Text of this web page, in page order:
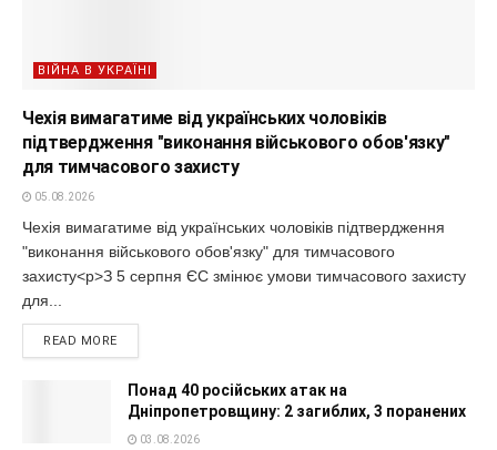
ВІЙНА В УКРАЇНІ
Чехія вимагатиме від українських чоловіків
підтвердження "виконання військового обов'язку"
для тимчасового захисту
05.08.2026
Чехія вимагатиме від українських чоловіків підтвердження
"виконання військового обов'язку" для тимчасового
захисту<p>З 5 серпня ЄС змінює умови тимчасового захисту
для...
READ MORE
Понад 40 російських атак на
Дніпропетровщину: 2 загиблих, 3 поранених
03.08.2026